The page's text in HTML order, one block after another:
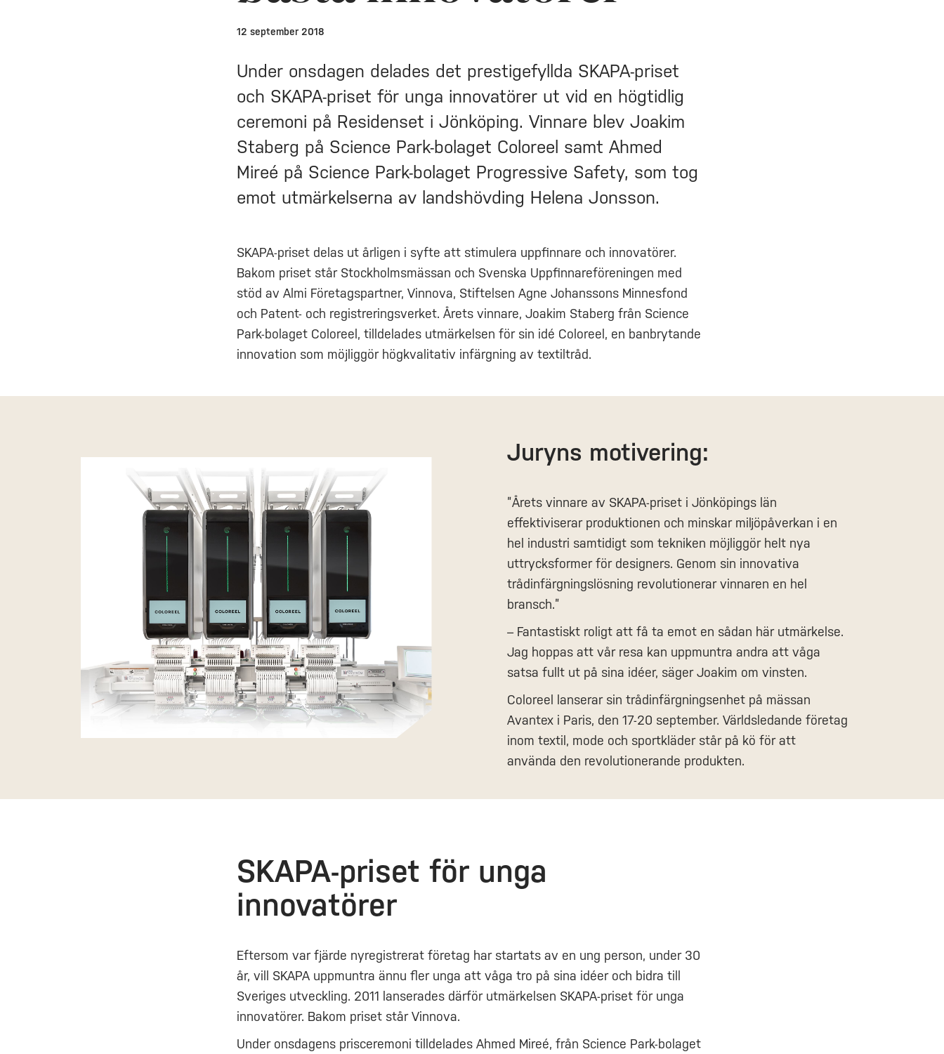
12 september 2018
Under onsdagen delades det prestigefyllda SKAPA-priset
och SKAPA-priset för unga innovatörer ut vid en högtidlig
ceremoni på Residenset i Jönköping. Vinnare blev Joakim
Staberg på Science Park-bolaget Coloreel samt Ahmed
Mireé på Science Park-bolaget Progressive Safety, som tog
emot utmärkelserna av landshövding Helena Jonsson.
SKAPA-priset delas ut årligen i syfte att stimulera uppfinnare och innovatörer.
Bakom priset står Stockholmsmässan och Svenska Uppfinnareföreningen med
stöd av Almi Företagspartner, Vinnova, Stiftelsen Agne Johanssons Minnesfond
och Patent- och registreringsverket. Årets vinnare, Joakim Staberg från Science
Park-bolaget Coloreel, tilldelades utmärkelsen för sin idé Coloreel, en banbrytande
innovation som möjliggör högkvalitativ infärgning av textiltråd.
Juryns motivering:
”Årets vinnare av SKAPA-priset i Jönköpings län
effektiviserar produktionen och minskar miljöpåverkan i en
hel industri samtidigt som tekniken möjliggör helt nya
uttrycksformer för designers. Genom sin innovativa
trådinfärgningslösning revolutionerar vinnaren en hel
bransch.”
– Fantastiskt roligt att få ta emot en sådan här utmärkelse.
Jag hoppas att vår resa kan uppmuntra andra att våga
satsa fullt ut på sina idéer, säger Joakim om vinsten.
Coloreel lanserar sin trådinfärgningsenhet på mässan
Avantex i Paris, den 17-20 september. Världsledande företag
inom textil, mode och sportkläder står på kö för att
använda den revolutionerande produkten.
SKAPA-priset för unga
innovatörer
Eftersom var fjärde nyregistrerat företag har startats av en ung person, under 30
år, vill SKAPA uppmuntra ännu fler unga att våga tro på sina idéer och bidra till
Sveriges utveckling. 2011 lanserades därför utmärkelsen SKAPA-priset för unga
innovatörer. Bakom priset står Vinnova.
Under onsdagens prisceremoni tilldelades Ahmed Mireé, från Science Park-bolaget